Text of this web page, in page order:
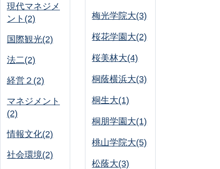
現代マネジメ
ント(2)
国際観光(2)
法二(2)
経営２(2)
マネジメント
(2)
情報文化(2)
社会環境(2)
梅光学院大(3)
桜花学園大(2)
桜美林大(4)
桐蔭横浜大(3)
桐生大(1)
桐朋学園大(1)
桃山学院大(5)
松蔭大(3)